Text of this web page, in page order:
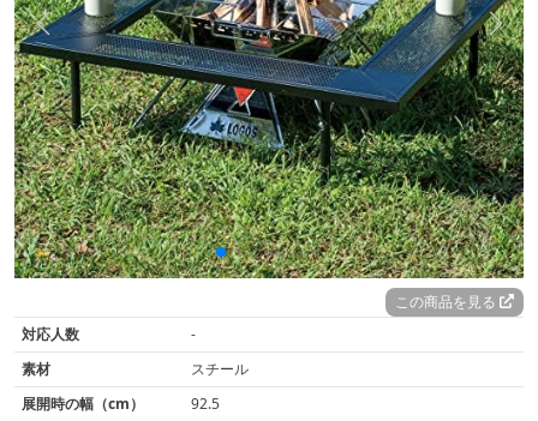
この商品を見る
対応人数
-
素材
スチール
展開時の幅（cm）
92.5